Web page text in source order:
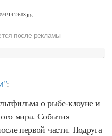
после рекламы
:
о рыбе-клоуне и
мира. События
первой части. Подруга